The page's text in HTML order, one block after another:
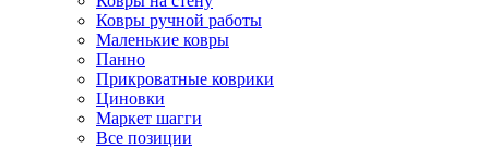
Ковры ручной работы
Маленькие ковры
Панно
Прикроватные коврики
Циновки
Маркет шагги
Все позиции